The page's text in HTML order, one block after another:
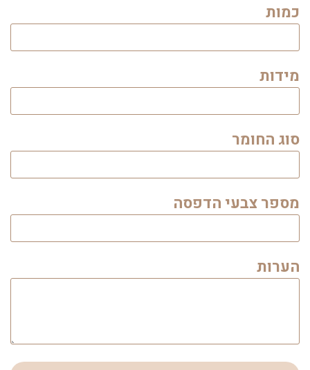
כמות
מידות
סוג החומר
מספר צבעי הדפסה
הערות